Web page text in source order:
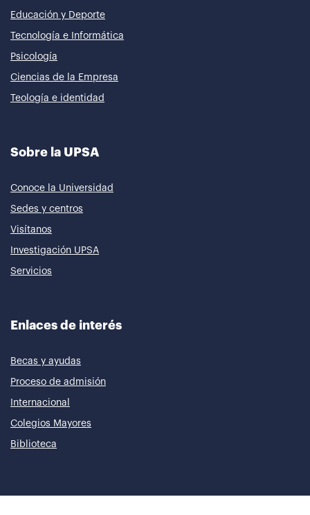
Educación y Deporte
Tecnología e Informática
Psicología
Ciencias de la Empresa
Teología e identidad
Sobre la UPSA
Conoce la Universidad
Sedes y centros
Visítanos
Investigación UPSA
Servicios
Enlaces de interés
Becas y ayudas
Proceso de admisión
Internacional
Colegios Mayores
Biblioteca